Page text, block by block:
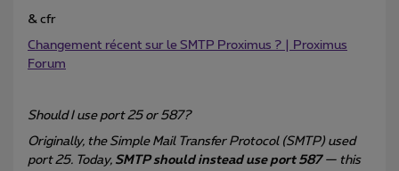
& cfr
Changement récent sur le SMTP Proximus ? | Proximus
Forum
Should I use port 25 or 587?
Originally, the Simple Mail Transfer Protocol (SMTP) used
port 25. Today, SMTP should instead use port 587— this